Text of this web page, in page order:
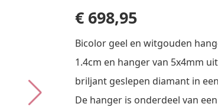
€ 698,95
Bicolor geel en witgouden
1.4cm en hanger van 5x4mm
briljant geslepen diamant in
De hanger is onderdeel van